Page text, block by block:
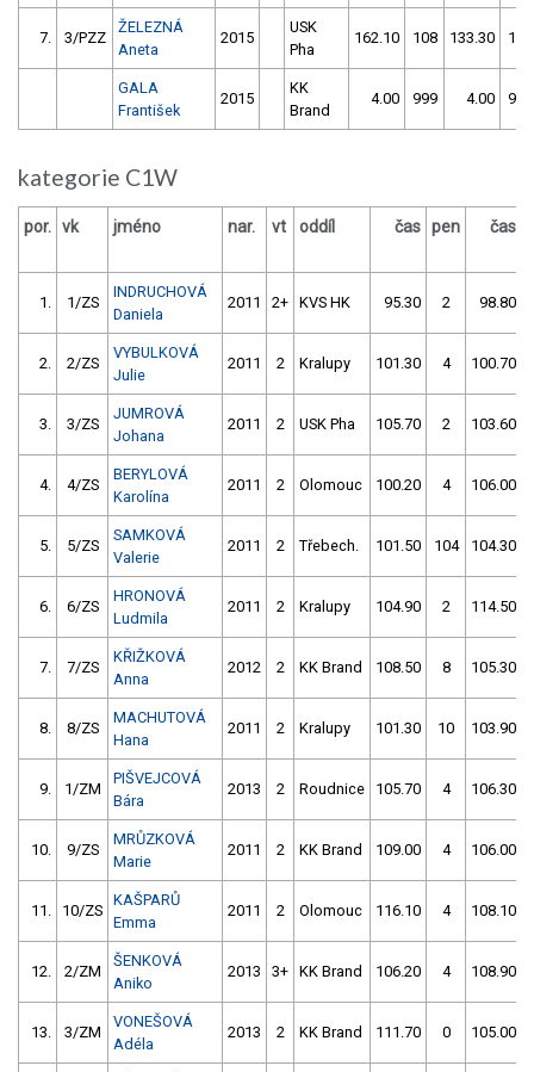
7. 3/PZZ
ŽELEZNÁ
Aneta
2015
USK
Pha
162.10 108 133.30 156
GALA
František
2015
KK
Brand
4.00 999 4.00 999
kategorie C1W
por. vk jméno nar. vt oddíl čas pen čas
1. 1/ZS
INDRUCHOVÁ
Daniela
2011 2+ KVS HK 95.30 2 98.80
2. 2/ZS
VYBULKOVÁ
Julie
2011 2 Kralupy 101.30 4 100.70
3. 3/ZS
JUMROVÁ
Johana
2011 2 USK Pha 105.70 2 103.60
4. 4/ZS
BERYLOVÁ
Karolína
2011 2 Olomouc 100.20 4 106.00
5. 5/ZS
SAMKOVÁ
Valerie
2011 2 Třebech. 101.50 104 104.30
6. 6/ZS
HRONOVÁ
Ludmila
2011 2 Kralupy 104.90 2 114.50
7. 7/ZS
KŘIŽKOVÁ
Anna
2012 2 KK Brand 108.50 8 105.30
8. 8/ZS
MACHUTOVÁ
Hana
2011 2 Kralupy 101.30 10 103.90
9. 1/ZM
PIŠVEJCOVÁ
Bára
2013 2 Roudnice 105.70 4 106.30
10. 9/ZS
MRŮZKOVÁ
Marie
2011 2 KK Brand 109.00 4 106.00
11. 10/ZS
KAŠPARŮ
Emma
2011 2 Olomouc 116.10 4 108.10
12. 2/ZM
ŠENKOVÁ
Aniko
2013 3+ KK Brand 106.20 4 108.90
13. 3/ZM
VONEŠOVÁ
Adéla
2013 2 KK Brand 111.70 0 105.00